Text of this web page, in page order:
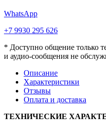
WhatsApp
+7 9930 295 626
* Доступно общение только
и аудио-сообщения не
Описание
Характеристики
Отзывы
Оплата и доставка
ТЕХНИЧЕСКИЕ